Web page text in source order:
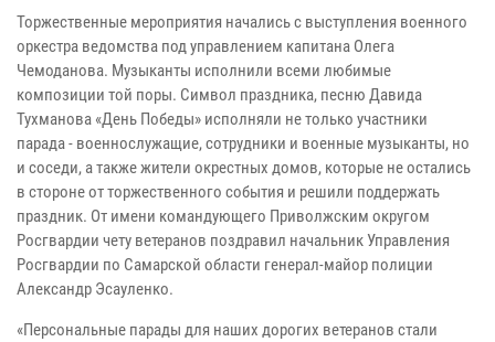
Торжественные мероприятия начались с выступления военного
оркестра ведомства под управлением капитана Олега
Чемоданова. Музыканты исполнили всеми любимые
композиции той поры. Символ праздника, песню Давида
Тухманова «День Победы» исполняли не только участники
парада - военнослужащие, сотрудники и военные музыканты, но
и соседи, а также жители окрестных домов, которые не остались
в стороне от торжественного события и решили поддержать
праздник. От имени командующего Приволжским округом
Росгвардии чету ветеранов поздравил начальник Управления
Росгвардии по Самарской области генерал-майор полиции
Александр Эсауленко.
«Персональные парады для наших дорогих ветеранов стали